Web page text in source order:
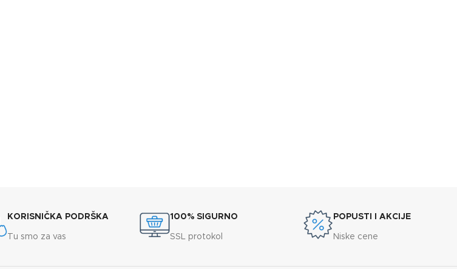
KORISNIČKA PODRŠKA
Tu smo za vas
100% SIGURNO
SSL protokol
POPUSTI I AKCIJE
Niske cene